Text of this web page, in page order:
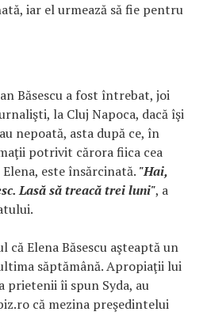
iar el urmează să fie pentru
Băsescu a fost întrebat, joi
la Cluj Napoca, dacă îşi
nepoată, asta după ce, în
potrivit cărora fiica cea
este însărcinată. "Hai,
Lasă să treacă trei luni", a
Elena Băsescu aşteaptă un
săptămână. Apropiaţii lui
prietenii îi spun Syda, au
că mezina preşedintelui